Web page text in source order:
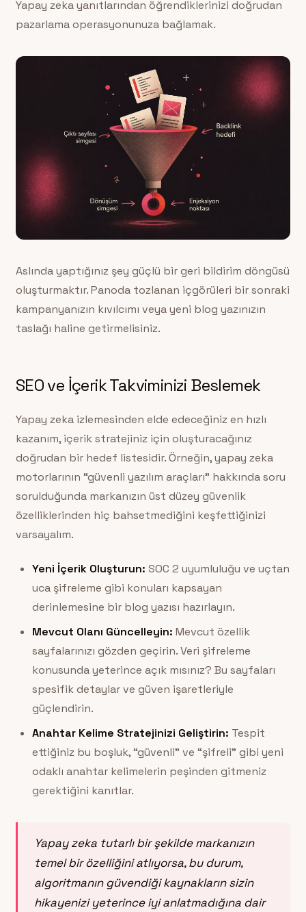
Yapay zeka yanıtlarından öğrendiklerinizi doğrudan
pazarlama operasyonunuza bağlamak.
Aslında yaptığınız şey güçlü bir geri bildirim döngüsü
oluşturmaktır. Panoda tozlanan içgörüleri bir sonraki
kampanyanızın kıvılcımı veya yeni blog yazınızın
taslağı haline getirmelisiniz.
SEO ve İçerik Takviminizi Beslemek
Yapay zeka izlemesinden elde edeceğiniz en hızlı
kazanım, içerik stratejiniz için oluşturacağınız
doğrudan bir hedef listesidir. Örneğin, yapay zeka
motorlarının “güvenli yazılım araçları” hakkında soru
sorulduğunda markanızın üst düzey güvenlik
özelliklerinden hiç bahsetmediğini keşfettiğinizi
varsayalım.
Yeni İçerik Oluşturun: SOC 2 uyumluluğu ve uçtan
uca şifreleme gibi konuları kapsayan
derinlemesine bir blog yazısı hazırlayın.
Mevcut Olanı Güncelleyin: Mevcut özellik
sayfalarınızı gözden geçirin. Veri şifreleme
konusunda yeterince açık mısınız? Bu sayfaları
spesifik detaylar ve güven işaretleriyle
güçlendirin.
Anahtar Kelime Stratejinizi Geliştirin: Tespit
ettiğiniz bu boşluk, “güvenli” ve “şifreli” gibi yeni
odaklı anahtar kelimelerin peşinden gitmeniz
gerektiğini kanıtlar.
Yapay zeka tutarlı bir şekilde markanızın
temel bir özelliğini atlıyorsa, bu durum,
algoritmanın güvendiği kaynakların sizin
hikayenizi yeterince iyi anlatmadığına dair